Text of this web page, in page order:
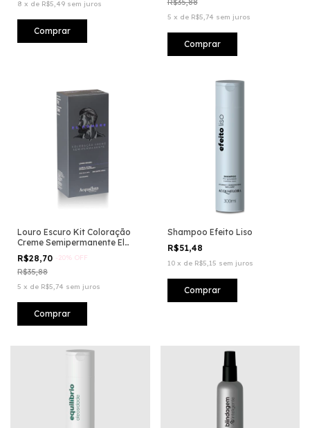
8 x de R$5,49 sem juros R$35,88
5 x de R$5,74 sem juros
Louro Escuro Kit Coloração
Creme Semipermanente El
Hombre
R$28,70 -20% OFF
R$35,88
5 x de R$5,74 sem juros
Shampoo Efeito Liso
R$51,48
10 x de R$5,15 sem juros